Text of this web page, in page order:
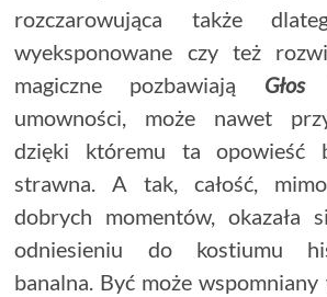
rozczarowująca także
wyeksponowane czy też
magiczne pozbawiają Głos
umowności, może nawet
dzięki któremu ta opowieść
strawna. A tak, całość,
dobrych momentów, okazała
odniesieniu do kostiumu
banalna. Być może